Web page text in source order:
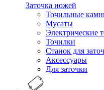
Заточка ножей
Точильные
Мусаты
Электрические
Точилки
Станок для
Аксессуары
Для заточки